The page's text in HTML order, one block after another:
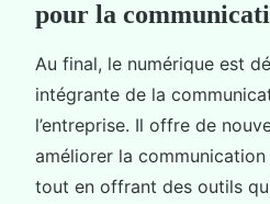
pour la
Au final, le numérique est
intégrante de la
l’entreprise. Il offre de
améliorer la
tout en offrant des outils